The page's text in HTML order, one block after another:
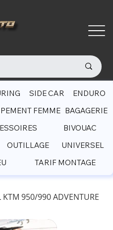
KTM 950/990 ADVENTURE
SIDE CAR
ENDURO
FEMME BAGAGERIE
BIVOUAC
OUTILLAGE
UNIVERSEL
TARIF MONTAGE